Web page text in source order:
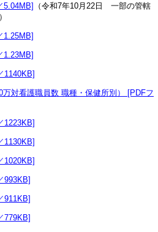
5.04MB]
（令和7年10月22日 一部の管轄
1.25MB]
1.23MB]
1140KB]
対看護職員数 職種・保健所別） [PDFフ
1223KB]
1130KB]
1020KB]
993KB]
911KB]
779KB]